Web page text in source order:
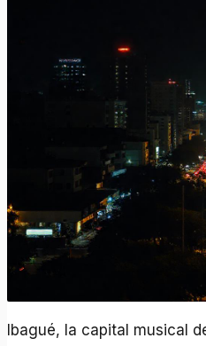
Ibagué, la capital musical